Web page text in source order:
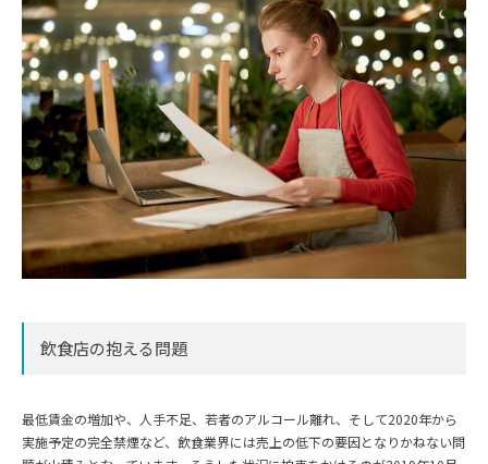
飲食店の抱える問題
最低賃金の増加や、人手不足、若者のアルコール離れ、そして2020年から
実施予定の完全禁煙など、飲食業界には売上の低下の要因となりかねない問